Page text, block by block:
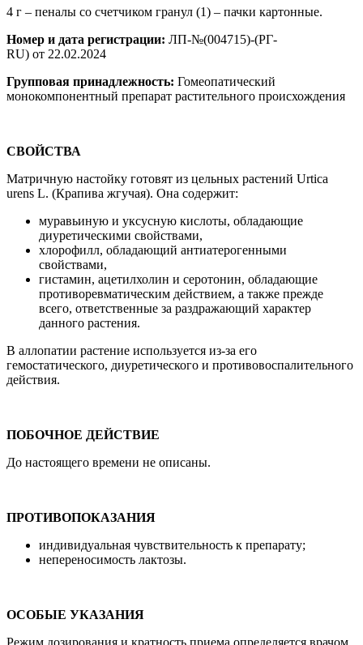
4 г – пеналы со счетчиком гранул (1) – пачки картонные.
Номер и дата регистрации: ЛП-№(004715)-(РГ-
RU) от 22.02.2024
Групповая принадлежность: Гомеопатический
монокомпонентный препарат растительного происхождения
СВОЙСТВА
Матричную настойку готовят из цельных растений Urtica
urens L. (Крапива жгучая). Она содержит:
муравьиную и уксусную кислоты, обладающие
диуретическими свойствами,
хлорофилл, обладающий антиатерогенными
свойствами,
гистамин, ацетилхолин и серотонин, обладающие
противоревматическим действием, а также прежде
всего, ответственные за раздражающий характер
данного растения.
В аллопатии растение используется из-за его
гемостатического, диуретического и противовоспалительного
действия.
ПОБОЧНОЕ ДЕЙСТВИЕ
До настоящего времени не описаны.
ПРОТИВОПОКАЗАНИЯ
индивидуальная чувствительность к препарату;
непереносимость лактозы.
ОСОБЫЕ УКАЗАНИЯ
Режим дозирования и кратность приема определяется врачом.